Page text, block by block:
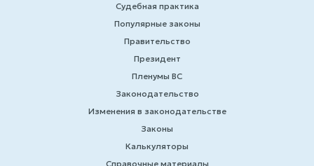
Судебная практика
Популярные законы
Правительство
Президент
Пленумы ВС
Законодательство
Изменения в законодательстве
Законы
Калькуляторы
Справочные материалы